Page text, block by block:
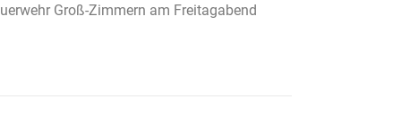
Groß-Zimmern am Freitagabend